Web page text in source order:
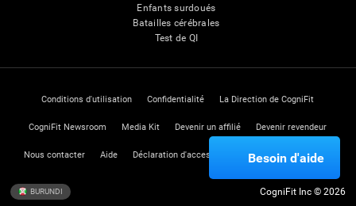
Enfants surdoués
Batailles cérébrales
Test de QI
Conditions d'utilisation Confidentialité La Direction de CogniFit
CogniFit Newsroom Media Kit Devenir un affilié Devenir revendeur
Nous contacter Aide Déclaration d'accessibilité Centre de Confiance
BURUNDI CogniFit Inc © 2026
Besoin d'aide